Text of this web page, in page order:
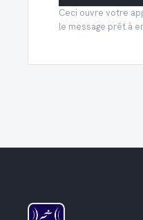
Ceci ouvre votre
le message prêt à